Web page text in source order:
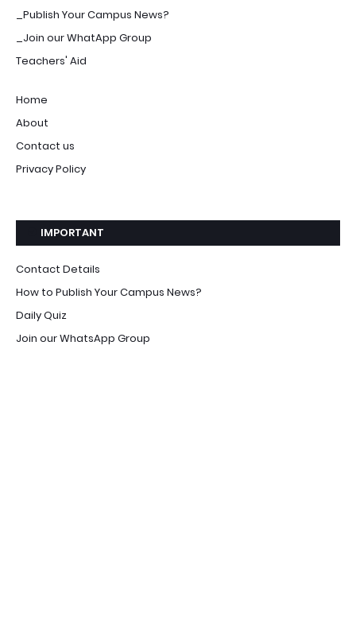
_Publish Your Campus News?
_Join our WhatApp Group
Teachers' Aid
Home
About
Contact us
Privacy Policy
IMPORTANT
Contact Details
How to Publish Your Campus News?
Daily Quiz
Join our WhatsApp Group